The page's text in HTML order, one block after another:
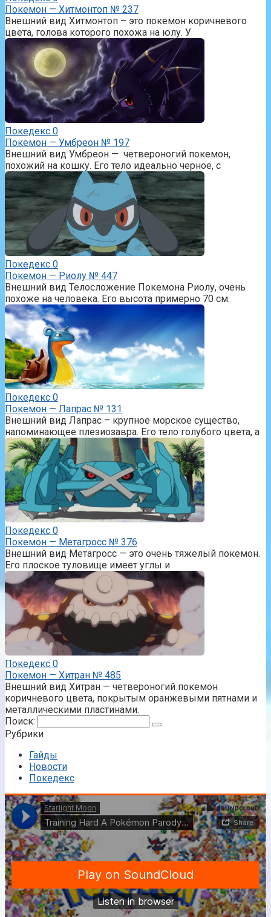
Покемон — Хитмонтоп № 237
Внешний вид Хитмонтоп – это покемон коричневого
цвета, голова которого похожа на юлу. У
Покедекс 0
Покемон — Умбреон № 197
Внешний вид Умбреон — четвероногий покемон,
похожий на кошку. Его тело идеально черное, с
Покедекс 0
Покемон — Риолу № 447
Внешний вид Телосложение Покемона Риолу, очень
похоже на человека. Его высота примерно 70 см.
Покедекс 0
Покемон — Лапрас № 131
Внешний вид Лапрас – крупное морское существо,
напоминающее плезиозавра. Его тело голубого цвета, а
Покедекс 0
Покемон — Метагросс № 376
Внешний вид Метагросс — это очень тяжелый покемон.
Его плоское туловище имеет углы и
Покедекс 0
Покемон — Хитран № 485
Внешний вид Хитран — четвероногий покемон
коричневого цвета, покрытым оранжевыми пятнами и
металлическими пластинами.
Поиск:
Рубрики
Гайды
Новости
Покедекс